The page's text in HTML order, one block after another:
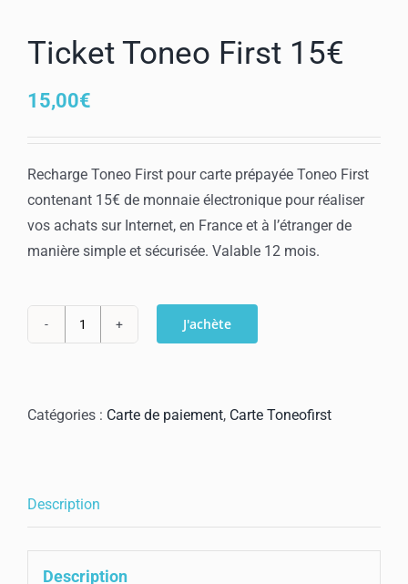
Ticket Toneo First 15€
15,00€
Recharge Toneo First pour carte prépayée Toneo First
contenant 15€ de monnaie électronique pour réaliser
vos achats sur Internet, en France et à l’étranger de
manière simple et sécurisée. Valable 12 mois.
Toneo
J'achète
Catégories : Carte de paiement, Carte Toneofirst
Description
Description